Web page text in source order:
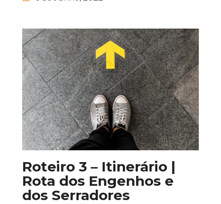
Roteiro 3 – Itinerário |
Rota dos Engenhos e
dos Serradores